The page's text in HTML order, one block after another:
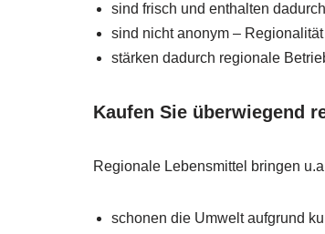
sind frisch und enthalten
sind nicht anonym –
stärken dadurch regionale
Kaufen Sie überwiegend
Regionale Lebensmittel bringen
schonen die Umwelt aufgrund